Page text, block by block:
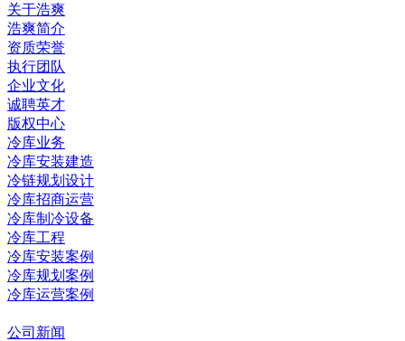
关于浩爽
浩爽简介
资质荣誉
执行团队
企业文化
诚聘英才
版权中心
冷库业务
冷库安装建造
冷链规划设计
冷库招商运营
冷库制冷设备
冷库工程
冷库安装案例
冷库规划案例
冷库运营案例
公司新闻